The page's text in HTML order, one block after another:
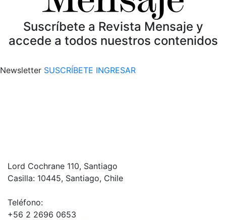
Suscríbete a Revista Mensaje y
accede a todos nuestros contenidos
Newsletter SUSCRÍBETE INGRESAR
Lord Cochrane 110, Santiago
Casilla: 10445, Santiago, Chile
Teléfono:
+56 2 2696 0653